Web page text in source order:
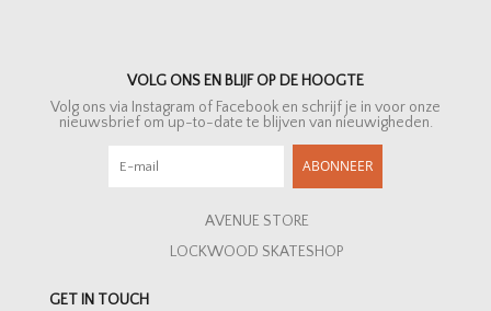
VOLG ONS EN BLIJF OP DE HOOGTE
Volg ons via Instagram of Facebook en schrijf je in voor onze
nieuwsbrief om up-to-date te blijven van nieuwigheden.
ABONNEER
AVENUE STORE
LOCKWOOD SKATESHOP
GET IN TOUCH